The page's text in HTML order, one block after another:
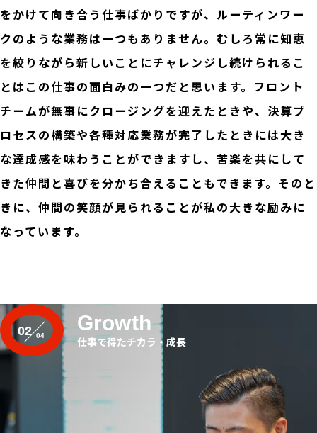
をかけて向き合う仕事ばかりですが、ルーティンワー
クのような業務は一つもありません。むしろ常に知恵
を絞りながら新しいことにチャレンジし続けられるこ
とはこの仕事の面白みの一つだと思います。フロント
チームが無事にクロージングを迎えたときや、決算プ
ロセスの構築や各種対応業務が完了したときには大き
な達成感を味わうことができますし、苦楽を共にして
きた仲間と喜びを分かち合えることもできます。そのと
きに、仲間の笑顔が見られることが私の大きな励みに
なっています。
02 Growth
仕事で得たチカラ・成長